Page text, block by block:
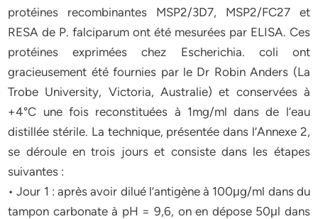
protéines recombinantes MSP2/3D7, MSP2/FC27 et
RESA de P. falciparum ont été mesurées par ELISA. Ces
protéines exprimées chez Escherichia. coli ont
gracieusement été fournies par le Dr Robin Anders (La
Trobe University, Victoria, Australie) et conservées à
+4°C une fois reconstituées à 1mg/ml dans de l’eau
distillée stérile. La technique, présentée dans l’Annexe 2,
se déroule en trois jours et consiste dans les étapes
suivantes :
• Jour 1 : après avoir dilué l’antigène à 100μg/ml dans du
tampon carbonate à pH = 9,6, on en dépose 50μl dans